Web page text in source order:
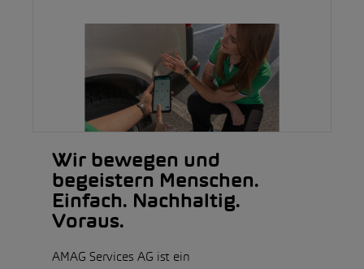
Wir bewegen und
begeistern Menschen.
Einfach. Nachhaltig.
Voraus.
AMAG Services AG ist ein